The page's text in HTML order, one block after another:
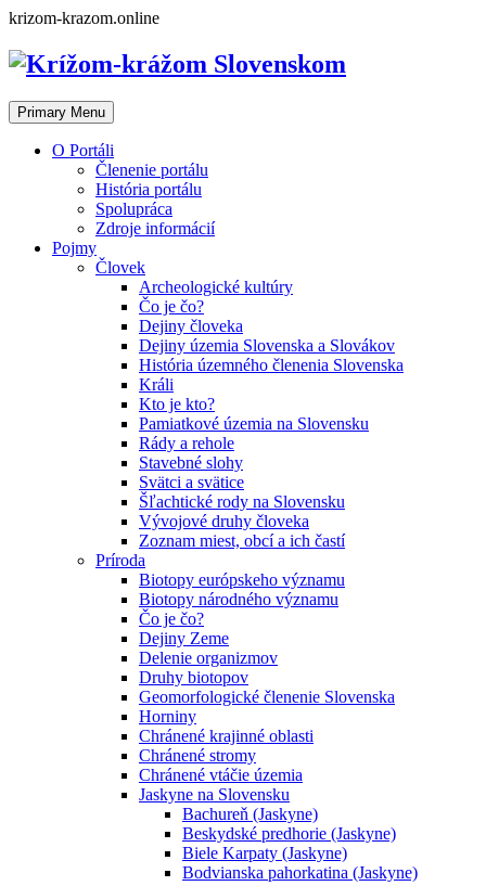
Skip
content
krizom-krazom.online
Primary Menu
O Portáli
Členenie portálu
História portálu
Spolupráca
Zdroje informácií
Pojmy
Človek
Archeologické kultúry
Čo je čo?
Dejiny človeka
Dejiny územia Slovenska a Slovákov
História územného členenia Slovenska
Králi
Kto je kto?
Pamiatkové územia na Slovensku
Rády a rehole
Stavebné slohy
Svätci a svätice
Šľachtické rody na Slovensku
Vývojové druhy človeka
Zoznam miest, obcí a ich častí
Príroda
Biotopy európskeho významu
Biotopy národného významu
Čo je čo?
Dejiny Zeme
Delenie organizmov
Druhy biotopov
Geomorfologické členenie Slovenska
Horniny
Chránené krajinné oblasti
Chránené stromy
Chránené vtáčie územia
Jaskyne na Slovensku
Bachureň (Jaskyne)
Beskydské predhorie (Jaskyne)
Biele Karpaty (Jaskyne)
Bodvianska pahorkatina (Jaskyne)